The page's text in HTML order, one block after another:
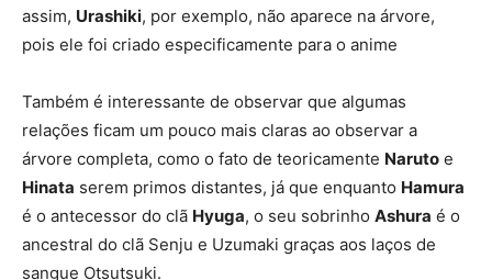
assim, Urashiki, por exemplo, não aparece na árvore,
pois ele foi criado especificamente para o anime
Também é interessante de observar que algumas
relações ficam um pouco mais claras ao observar a
árvore completa, como o fato de teoricamente Naruto e
Hinata serem primos distantes, já que enquanto Hamura
é o antecessor do clã Hyuga, o seu sobrinho Ashura é o
ancestral do clã Senju e Uzumaki graças aos laços de
sangue Otsutsuki.